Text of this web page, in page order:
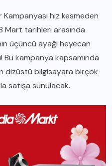
Kampanyası hız kesmeden
Mart tarihleri arasında
üçüncü ayağı heyecan
Bu kampanya kapsamında
dizüstü bilgisayara birçok
satışa sunulacak.